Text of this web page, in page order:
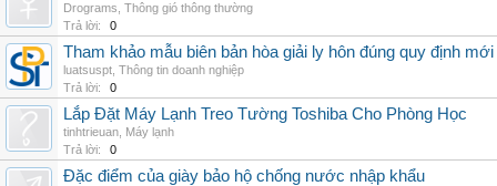
Drograms Thông gió thông thường
Trả lời:
0
Tham khảo mẫu biên bản hòa giải ly hôn đúng quy định mới
luatsuspt Thông tin doanh nghiệp
Trả lời:
0
Lắp Đặt Máy Lạnh Treo Tường Toshiba Cho Phòng Học
tinhtrieuan Máy lạnh
Trả lời:
0
Đặc điểm của giày bảo hộ chống nước nhập khẩu